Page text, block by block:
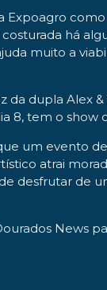
há
muito a
dupla Alex
8, tem o show
um evento
atrai
desfrutar de
News